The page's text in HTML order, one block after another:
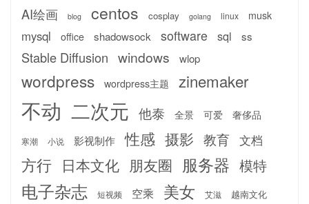
AI绘画 blog centos cosplay golang linux musk
mysql office shadowsock software sql ss
Stable Diffusion windows wlop
wordpress wordpress主题 zinemaker
不动 二次元 他泰 全景 可爱 奢侈品
寒潮 小说 影视制作 性感 摄影 教育 文档
方行 日本文化 朋友圈 服务器 模特
电子杂志 短视频 空乘 美女 艾滋 越南文化